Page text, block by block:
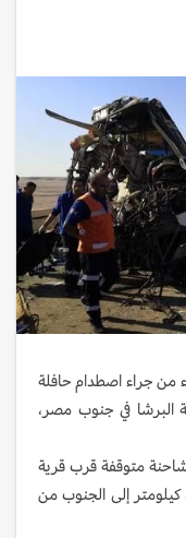
الأقل وأصيب 33 الثلاثاء من جراء اصطدام حافلة
البرشا في جنوب مصر،
التي كانت تقل 45 راكبا بشاحنة متوقفة قرب قرية
البرشا في محافظة المنيا التي تبعد نحو 300 كيلومتر إلى الجنوب من